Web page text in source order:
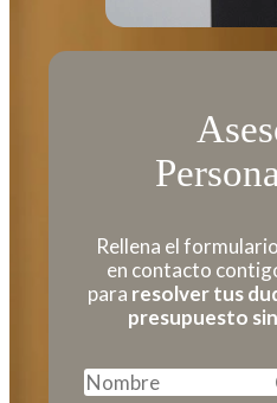
Rellena el
en contacto
para resolver tus
presupuesto